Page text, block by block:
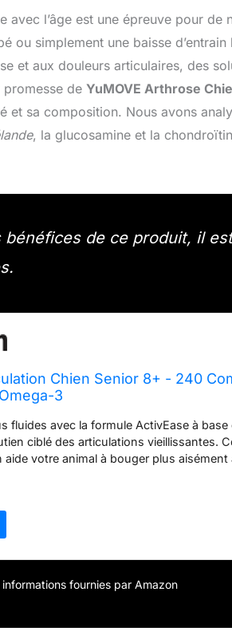
l’âge est une épreuve pour de
ou simplement une baisse
et aux douleurs articulaires, des
de YuMOVE Arthrose
et sa composition. Nous avons
, la glucosamine et la
de ce produit, il
Chien Senior 8+ - 240
3
fluides avec la formule ActivEase à base
ciblé des articulations vieillissantes.
aide votre animal à bouger plus
les fondations articulaires: Dans
l’association glucosamine chondroïtine
des articulations chien senior,
des articulations pour les chiens
quotidienne. Une formule qui fait
complément articulation chien senior, à
YuMOVE soutient la vie des
fournies par Amazon